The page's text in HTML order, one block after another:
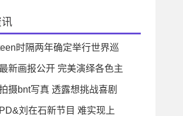
时隔两年确定举行世界巡
见
新画报公开 完美演绎各色主
摄bnt写真 透露想挑战喜剧
刘在石新节目 难实现上